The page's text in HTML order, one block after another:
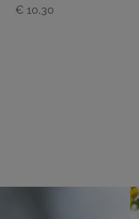
€ 10,30
P